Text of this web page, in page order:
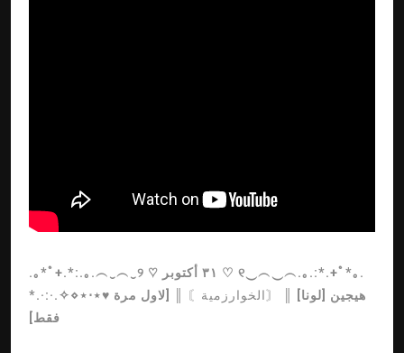
.｡*ﾟ+.*:.｡.︵‿︵‿୨ ♡ ٣١ أكتوبر ♡ ୧‿︵‿︵.｡.:*.+ﾟ*｡.
*.·:·.✧⋄⋆⋅⋆♥
هيجين [لونا] 〘الخوارزمية〙
║ [لاول مرة
فقط]